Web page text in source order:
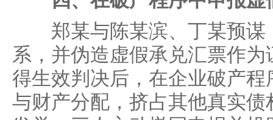
郑某与陈某滨、丁某预谋
系，并伪造虚假承兑汇票作
得生效判决后，在企业破产
与财产分配，挤占其他真实